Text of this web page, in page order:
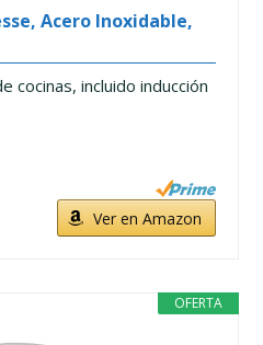
Acero Inoxidable,
cocinas, incluido inducción
Ver en Amazon
OFERTA